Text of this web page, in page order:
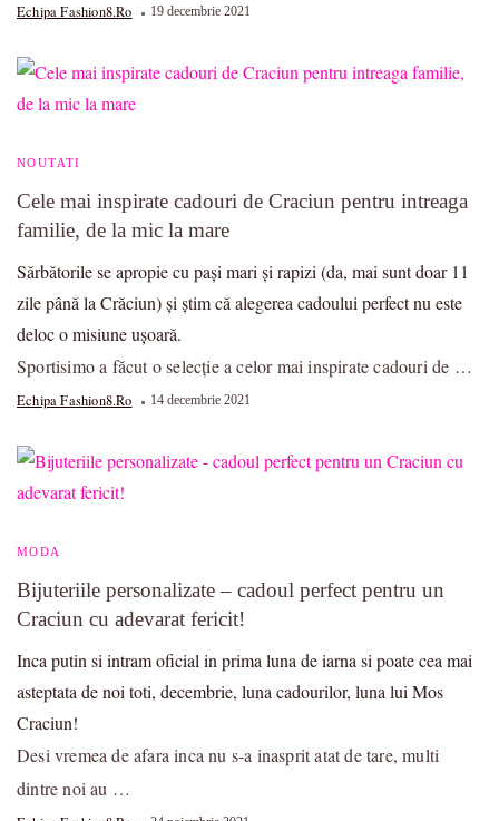
Echipa Fashion8.ro 19 decembrie 2021
NOUTATI
Cele mai inspirate cadouri de Craciun pentru intreaga
familie, de la mic la mare
Sărbătorile se apropie cu pași mari și rapizi (da, mai sunt doar 11
zile până la Crăciun) și știm că alegerea cadoului perfect nu este
deloc o misiune ușoară.
Sportisimo a făcut o selecție a celor mai inspirate cadouri de …
Echipa Fashion8.ro 14 decembrie 2021
MODA
Bijuteriile personalizate – cadoul perfect pentru un
Craciun cu adevarat fericit!
Inca putin si intram oficial in prima luna de iarna si poate cea mai
asteptata de noi toti, decembrie, luna cadourilor, luna lui Mos
Craciun!
Desi vremea de afara inca nu s-a inasprit atat de tare, multi
dintre noi au …